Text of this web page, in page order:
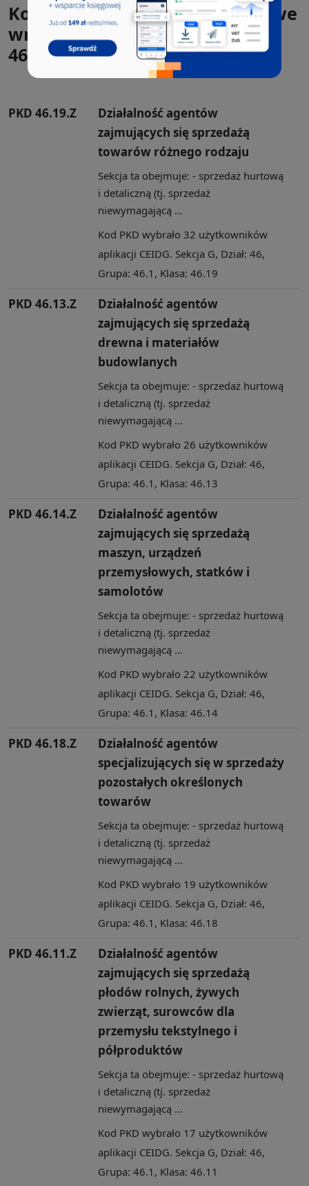
Kody PKD, które występowały we
wnioskach CEIDG-1 razem z
46.12.Z:
PKD 46.19.Z
Działalność agentów
zajmujących się sprzedażą
towarów różnego rodzaju
Sekcja ta obejmuje: - sprzedaż hurtową
i detaliczną (tj. sprzedaż
niewymagającą ...
Kod PKD wybrało 32 użytkowników
aplikacji CEIDG. Sekcja G, Dział: 46,
Grupa: 46.1, Klasa: 46.19
PKD 46.13.Z
Działalność agentów
zajmujących się sprzedażą
drewna i materiałów
budowlanych
Sekcja ta obejmuje: - sprzedaż hurtową
i detaliczną (tj. sprzedaż
niewymagającą ...
Kod PKD wybrało 26 użytkowników
aplikacji CEIDG. Sekcja G, Dział: 46,
Grupa: 46.1, Klasa: 46.13
PKD 46.14.Z
Działalność agentów
zajmujących się sprzedażą
maszyn, urządzeń
przemysłowych, statków i
samolotów
Sekcja ta obejmuje: - sprzedaż hurtową
i detaliczną (tj. sprzedaż
niewymagającą ...
Kod PKD wybrało 22 użytkowników
aplikacji CEIDG. Sekcja G, Dział: 46,
Grupa: 46.1, Klasa: 46.14
PKD 46.18.Z
Działalność agentów
specjalizujących się w sprzedaży
pozostałych określonych
towarów
Sekcja ta obejmuje: - sprzedaż hurtową
i detaliczną (tj. sprzedaż
niewymagającą ...
Kod PKD wybrało 19 użytkowników
aplikacji CEIDG. Sekcja G, Dział: 46,
Grupa: 46.1, Klasa: 46.18
PKD 46.11.Z
Działalność agentów
zajmujących się sprzedażą
płodów rolnych, żywych
zwierząt, surowców dla
przemysłu tekstylnego i
półproduktów
Sekcja ta obejmuje: - sprzedaż hurtową
i detaliczną (tj. sprzedaż
niewymagającą ...
Kod PKD wybrało 17 użytkowników
aplikacji CEIDG. Sekcja G, Dział: 46,
Grupa: 46.1, Klasa: 46.11